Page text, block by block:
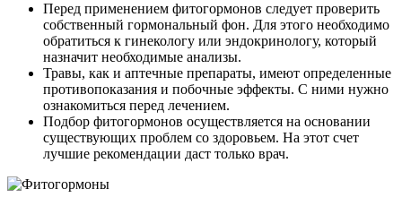
Перед применением фитогормонов следует проверить
собственный гормональный фон. Для этого необходимо
обратиться к гинекологу или эндокринологу, который
назначит необходимые анализы.
Травы, как и аптечные препараты, имеют определенные
противопоказания и побочные эффекты. С ними нужно
ознакомиться перед лечением.
Подбор фитогормонов осуществляется на основании
существующих проблем со здоровьем. На этот счет
лучшие рекомендации даст только врач.